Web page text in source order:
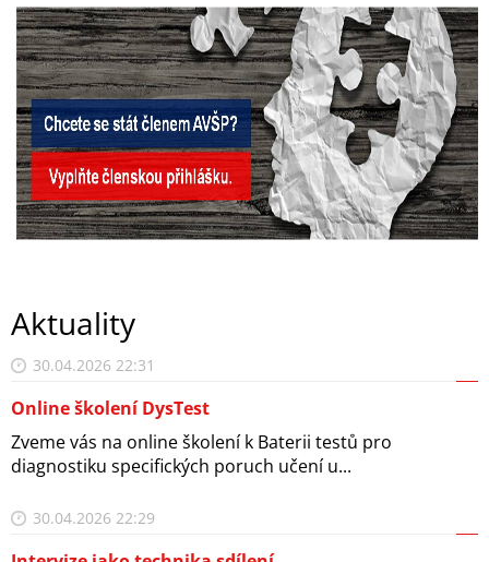
Aktuality
30.04.2026 22:31
Online školení DysTest
Zveme vás na online školení k Baterii testů pro
diagnostiku specifických poruch učení u...
30.04.2026 22:29